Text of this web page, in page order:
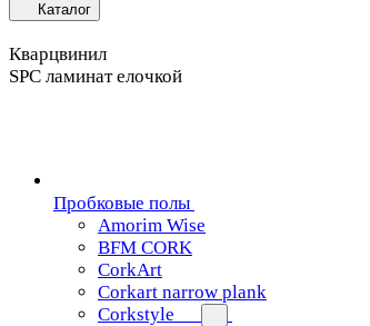
Каталог
Кварцвинил
SPC ламинат елочкой
Пробковые полы
Amorim Wise
BFM CORK
CorkArt
Corkart narrow plank
Corkstyle